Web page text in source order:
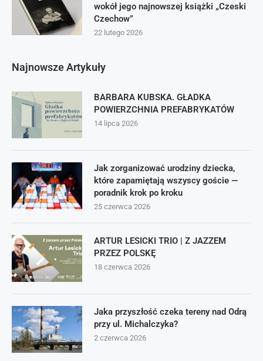
wokół jego najnowszej książki „Czeski
Czechow”
22 lutego 2026
Najnowsze Artykuły
BARBARA KUBSKA. GŁADKA
POWIERZCHNIA PREFABRYKATÓW
14 lipca 2026
Jak zorganizować urodziny dziecka,
które zapamiętają wszyscy goście —
poradnik krok po kroku
25 czerwca 2026
ARTUR LESICKI TRIO | Z JAZZEM
PRZEZ POLSKĘ
18 czerwca 2026
Jaka przyszłość czeka tereny nad Odrą
przy ul. Michalczyka?
2 czerwca 2026